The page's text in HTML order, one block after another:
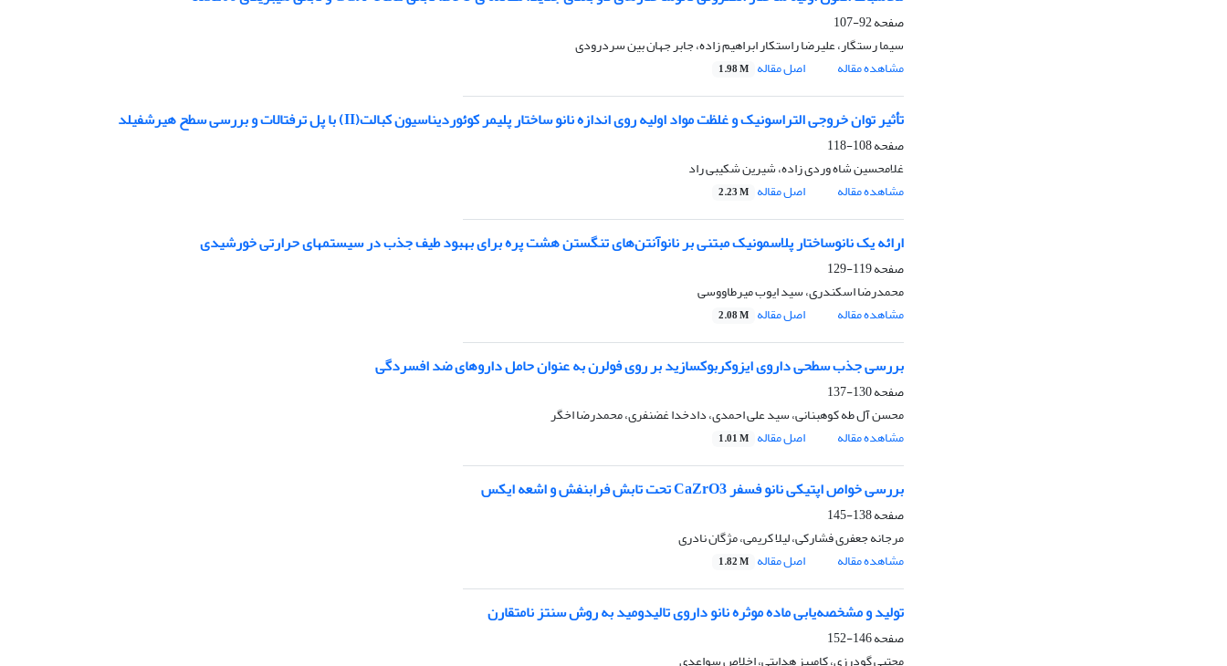
صفحه92-107
سیما رستگار، علیرضا راستکار ابراهیم زاده، جابر جهان بین سردرودی
مشاهده مقاله
اصل مقاله 1.98 M
تأثیر توان خروجی التراسونیک و غلظت مواد اولیه روی اندازه نانو ساختار پلیمر کوئوردیناسیون کبالت(II) با پل ترفتالات و بررسی سطح هیرشفیلد
صفحه108-118
غلامحسین شاه وردی زاده، شیرین شکیبی راد
مشاهده مقاله
اصل مقاله 2.23 M
ارائه یک نانوساختار پلاسمونیک مبتنی بر نانوآنتن‌های تنگستن هشت پره برای بهبود طیف جذب در سیستمهای حرارتی خورشیدی
صفحه119-129
محمدرضا اسکندری، سید ایوب میرطاووسی
مشاهده مقاله
اصل مقاله 2.08 M
بررسی جذب سطحی داروی ایزوکربوکسازید بر روی فولرن به عنوان حامل داروهای ضد افسردگی
صفحه130-137
محسن آل طه کوهبنانی، سید علی احمدی، دادخدا غضنفری، محمدرضا اخگر
مشاهده مقاله
اصل مقاله 1.01 M
بررسی خواص اپتیکی نانو فسفر CaZrO3 تحت تابش فرابنفش و اشعه ایکس
صفحه138-145
مرجانه جعفری فشارکی، لیلا کریمی، مژگان نادری
مشاهده مقاله
اصل مقاله 1.82 M
تولید و مشخصه‌یابی ماده موثره نانو داروی تالیدومید به روش سنتز نامتقارن
صفحه146-152